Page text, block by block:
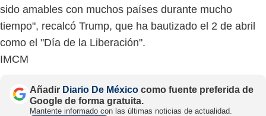
sido amables con muchos países durante mucho
tiempo", recalcó Trump, que ha bautizado el 2 de abril
como el "Día de la Liberación".
IMCM
Añadir Diario De México como fuente preferida de
Google de forma gratuita.
Mantente informado con las últimas noticias de actualidad.